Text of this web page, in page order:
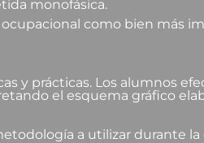
monofásica.
ocupacional como bien más
y prácticas. Los alumnos
el esquema gráfico
a utilizar durante la